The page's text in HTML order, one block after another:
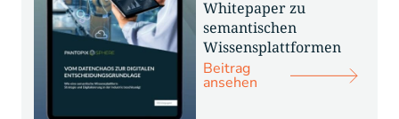
Whitepaper zu
semantischen
Wissensplattformen
Beitrag
ansehen